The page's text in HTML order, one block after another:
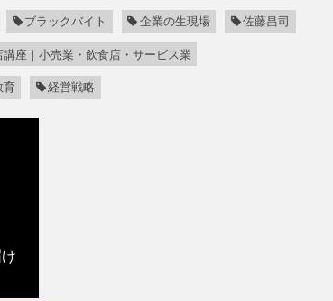
ブラックバイト 企業の生現場 佐藤昌司
講座｜小売業・飲食店・サービス業
育 経営戦略